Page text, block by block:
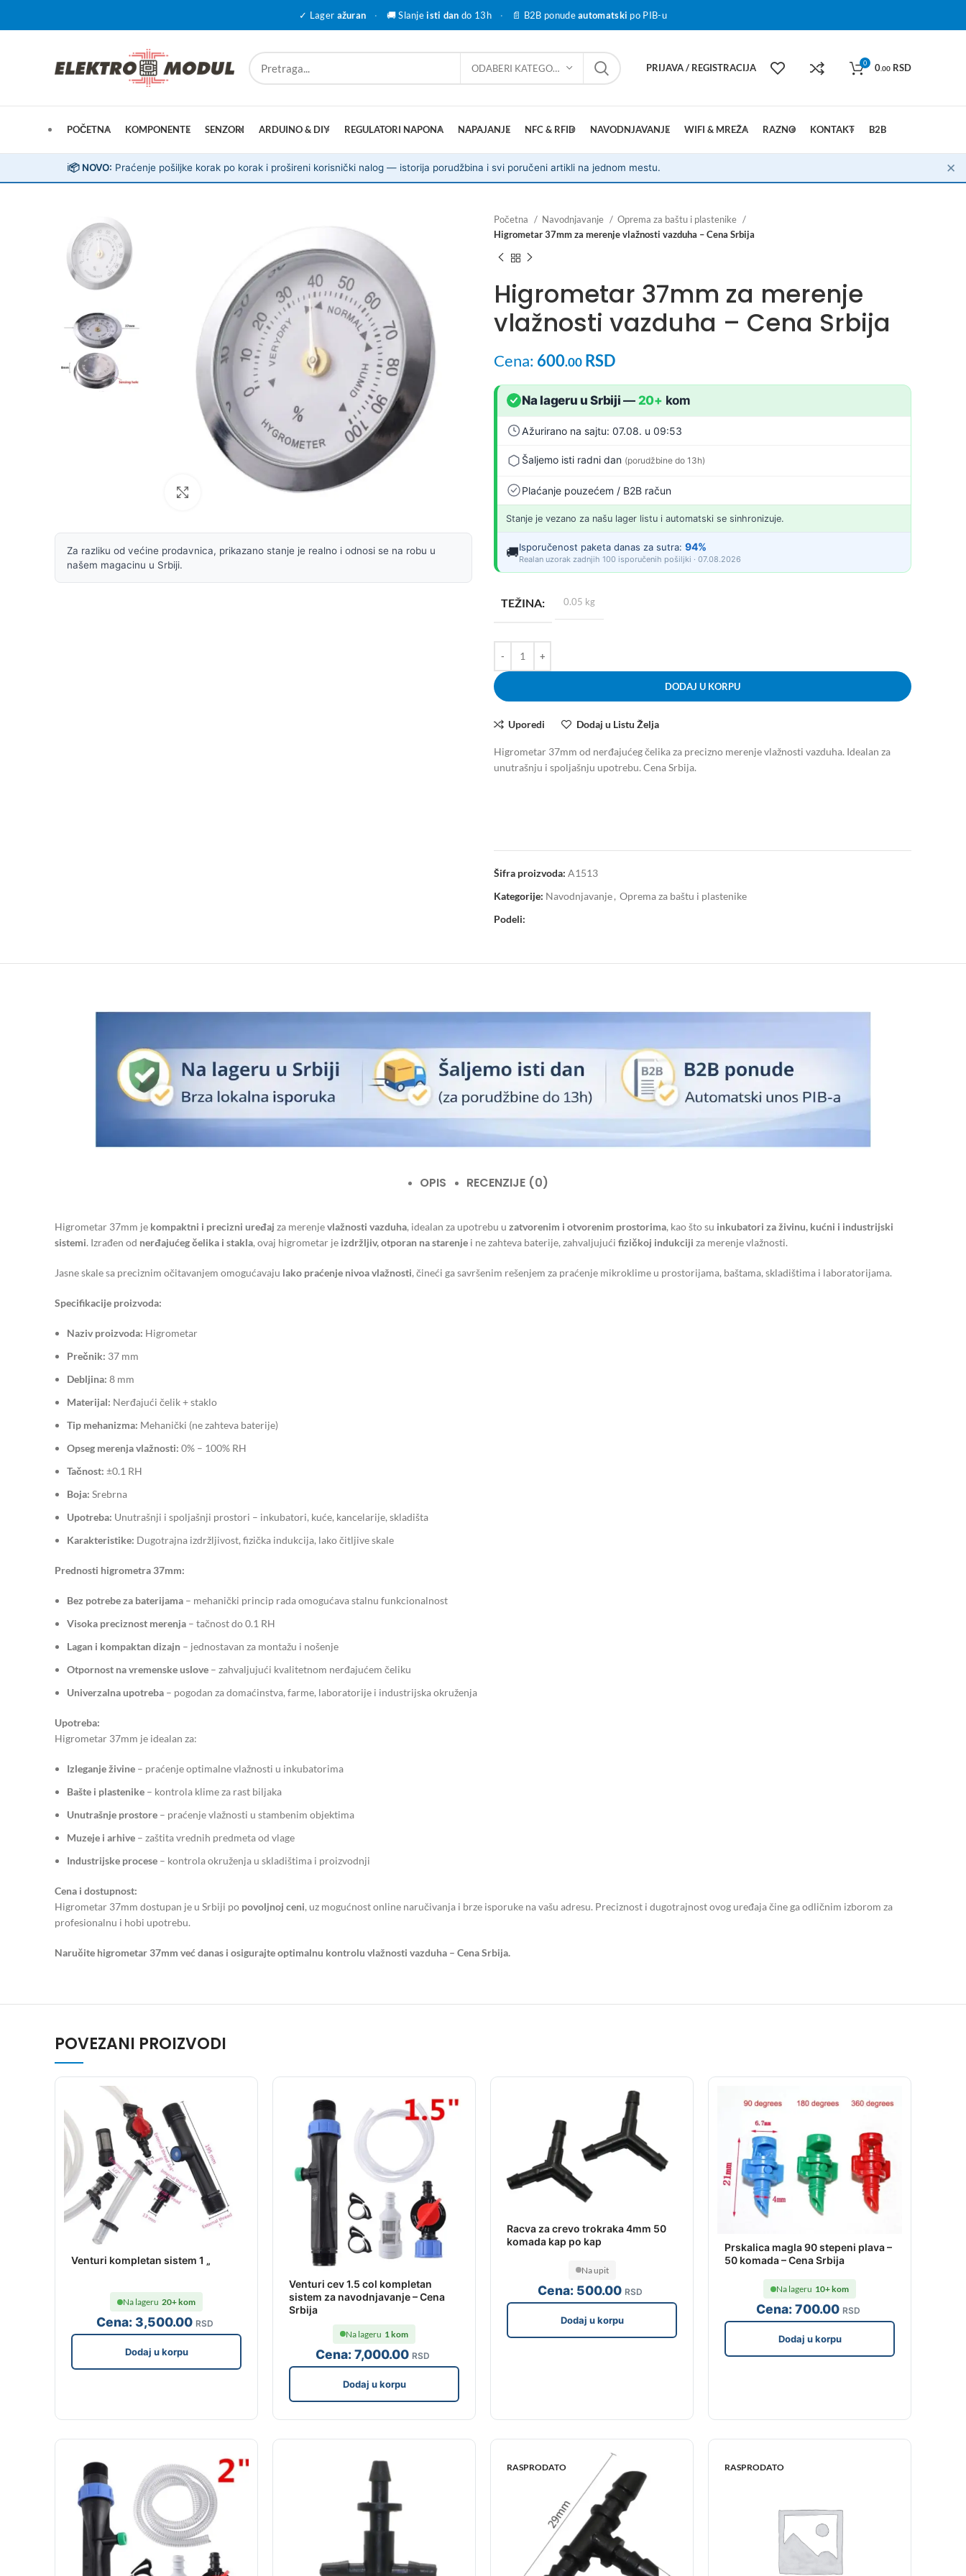
✓ Lager ažuran · 🚚 Slanjeisti dan do 13h · 📄 B2B ponudeautomatski po PIB-u
ODABERI KATEGORIJU PRIJAVA / REGISTRACIJA 0 0.00 RSD
POČETNA KOMPONENTE SENZORI ARDUINO & DIY REGULATORI NAPONA NAPAJANJE NFC & RFID NAVODNJAVANJE WIFI & MREŽA RAZNO KONTAKT B2B
ℹ️📦 NOVO: Praćenje pošiljke korak po korak i prošireni korisnički nalog — istorija porudžbina i svi poručeni artikli na jednom mestu. ✕
Za razliku od većine prodavnica, prikazano stanje je realno i odnosi se na robu u
našem magacinu u Srbiji.
Početna Navodnjavanje
Oprema za baštu i plastenike
Higrometar 37mm za merenje vlažnosti vazduha – Cena Srbija
Higrometar 37mm za merenje
vlažnosti vazduha – Cena Srbija
Cena: 600.00 RSD
Na lageru u Srbiji — 20+ kom
Ažurirano na sajtu: 07.08. u 09:53
Šaljemo isti radni dan (porudžbine do 13h)
Plaćanje pouzećem / B2B račun
Stanje je vezano za našu lager listu i automatski se sinhronizuje.
🚚Isporučenost paketa danas za sutra: 94%
Realan uzorak zadnjih 100 isporučenih pošiljki · 07.08.2026
TEŽINA 0.05 kg
DODAJ U KORPU
Uporedi Dodaj u Listu Želja
Higrometar 37mm od nerđajućeg čelika za precizno merenje vlažnosti vazduha. Idealan za
unutrašnju i spoljašnju upotrebu. Cena Srbija.
Šifra proizvoda: A1513
Kategorije: Navodnjavanje, Oprema za baštu i plastenike
Podeli:
OPIS RECENZIJE (0)
Higrometar 37mm je kompaktni i precizni uređaj za merenjevlažnosti vazduha, idealan za upotrebu u zatvorenim i otvorenim prostorima, kao što su inkubatori za živinu, kućni i industrijski
sistemi. Izrađen od nerđajućeg čelika i stakla, ovaj higrometar je izdržljiv, otporan na starenje i ne zahteva baterije, zahvaljujući fizičkoj indukciji za merenje vlažnosti.
Jasne skale sa preciznim očitavanjem omogućavaju lako praćenje nivoa vlažnosti, čineći ga savršenim rešenjem za praćenje mikroklime u prostorijama, baštama, skladištima i laboratorijama.
Specifikacije proizvoda:
Naziv proizvoda: Higrometar
Prečnik: 37 mm
Debljina: 8 mm
Materijal: Nerđajući čelik + staklo
Tip mehanizma: Mehanički (ne zahteva baterije)
Opseg merenja vlažnosti: 0% – 100% RH
Tačnost: ±0.1 RH
Boja: Srebrna
Upotreba: Unutrašnji i spoljašnji prostori – inkubatori, kuće, kancelarije, skladišta
Karakteristike: Dugotrajna izdržljivost, fizička indukcija, lako čitljive skale
Prednosti higrometra 37mm:
Bez potrebe za baterijama – mehanički princip rada omogućava stalnu funkcionalnost
Visoka preciznost merenja – tačnost do 0.1 RH
Lagan i kompaktan dizajn – jednostavan za montažu i nošenje
Otpornost na vremenske uslove – zahvaljujući kvalitetnom nerđajućem čeliku
Univerzalna upotreba – pogodan za domaćinstva, farme, laboratorije i industrijska okruženja
Upotreba:
Higrometar 37mm je idealan za:
Izleganje živine – praćenje optimalne vlažnosti u inkubatorima
Bašte i plastenike – kontrola klime za rast biljaka
Unutrašnje prostore – praćenje vlažnosti u stambenim objektima
Muzeje i arhive – zaštita vrednih predmeta od vlage
Industrijske procese – kontrola okruženja u skladištima i proizvodnji
Cena i dostupnost:
Higrometar 37mm dostupan je u Srbiji po povoljnoj ceni, uz mogućnost online naručivanja i brze isporuke na vašu adresu. Preciznost i dugotrajnost ovog uređaja čine ga odličnim izborom za
profesionalnu i hobi upotrebu.
Naručite higrometar 37mm već danas i osigurajte optimalnu kontrolu vlažnosti vazduha – Cena Srbija.
POVEZANI PROIZVODI
Venturi kompletan sistem 1 „
Cena:3,500.00 RSD
Na lageru 20+ kom
Dodaj u korpu
Venturi cev 1.5 col kompletan
sistem za navodnjavanje – Cena
Srbija
Cena:7,000.00 RSD
Na lageru 1 kom
Dodaj u korpu
Racva za crevo trokraka 4mm 50
komada kap po kap
Cena: 500.00 RSD
Na upit
Dodaj u korpu
Prskalica magla 90 stepeni plava –
50 komada – Cena Srbija
Cena:700.00 RSD
Na lageru 10+ kom
Dodaj u korpu
RASPRODATO RASPRODATO